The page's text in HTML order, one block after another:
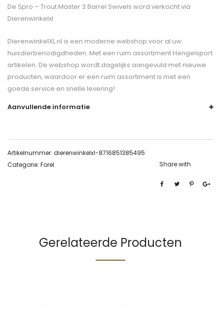
De Spro – Trout Master 3 Barrel Swivels word verkocht via
Dierenwinkelxl
DierenwinkelXL.nl is een moderne webshop voor al uw
huisdierbenodigdheden. Met een ruim assortiment Hengelsport
artikelen. De webshop wordt dagelijks aangevuld met nieuwe
producten, waardoor er een ruim assortiment is met een
goede service en snelle levering!
Aanvullende informatie
Artikelnummer: dierenwinkelxl-8716851385495
Categorie: Forel Share with
Gerelateerde Producten